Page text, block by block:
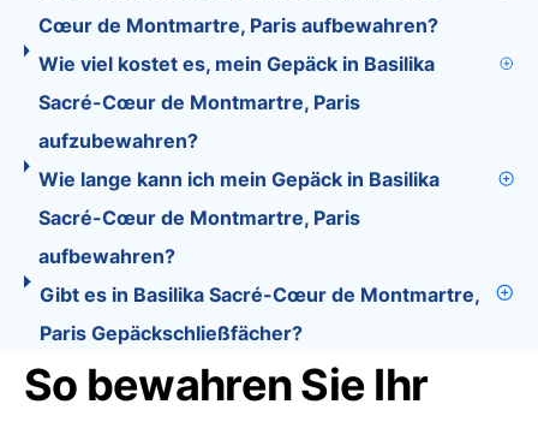
Cœur de Montmartre, Paris aufbewahren?
Wie viel kostet es, mein Gepäck in Basilika
Sacré-Cœur de Montmartre, Paris
aufzubewahren?
Wie lange kann ich mein Gepäck in Basilika
Sacré-Cœur de Montmartre, Paris
aufbewahren?
Gibt es in Basilika Sacré-Cœur de Montmartre,
Paris Gepäckschließfächer?
So bewahren Sie Ihr